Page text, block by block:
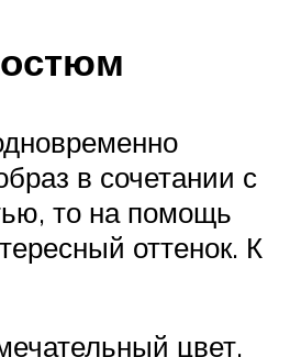
в сочетании с
то на помощь
оттенок. К
цвет,